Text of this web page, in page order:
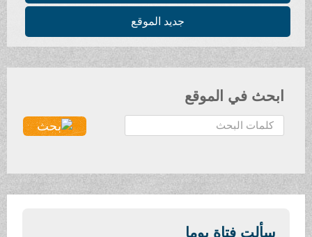
جديد الموقع
ابحث في الموقع
ح
ث
سألت فتاة يوما